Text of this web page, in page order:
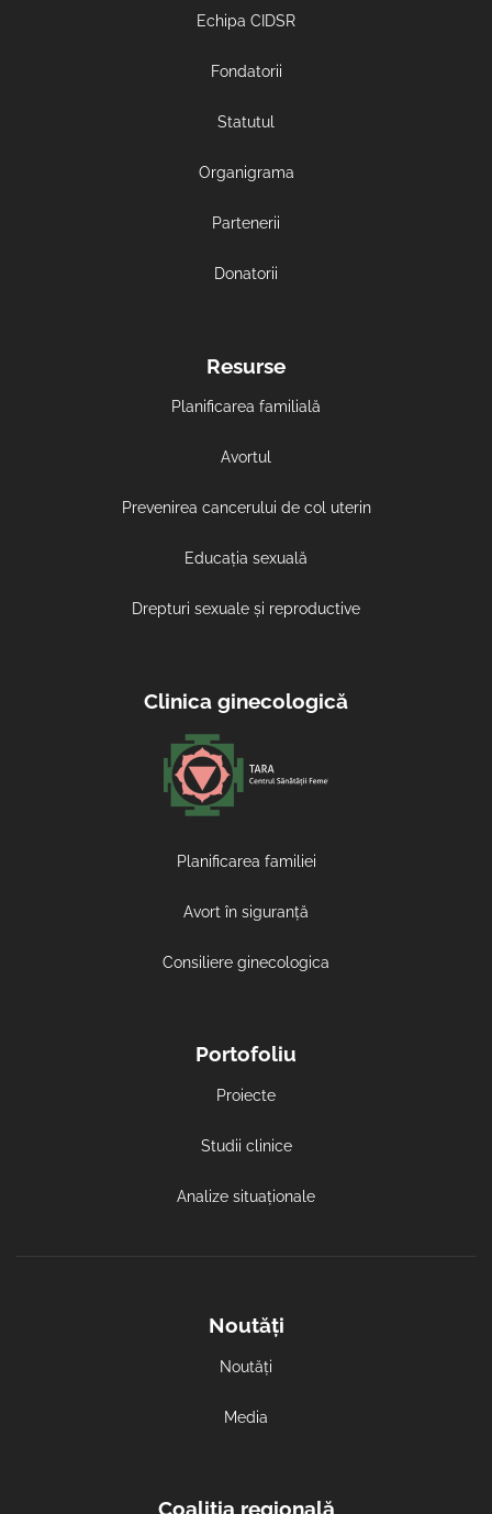
Echipa CIDSR
Fondatorii
Statutul
Organigrama
Partenerii
Donatorii
Resurse
Planificarea familială
Avortul
Prevenirea cancerului de col uterin
Educația sexuală
Drepturi sexuale și reproductive
Clinica ginecologică
Planificarea familiei
Avort în siguranță
Consiliere ginecologica
Portofoliu
Proiecte
Studii clinice
Analize situaționale
Noutăți
Noutăți
Media
Coaliția regională